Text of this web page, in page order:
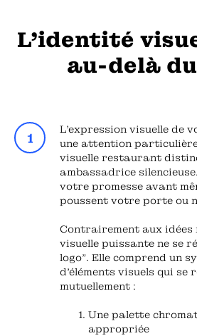
L'identité
au-delà
L'expression visuelle de
une attention
visuelle restaurant
ambassadrice
votre promesse avant
poussent votre porte ou
Contrairement aux idées
visuelle puissante ne se
logo". Elle comprend un
d'éléments visuels qui se
mutuellement :
Une palette
appropriée